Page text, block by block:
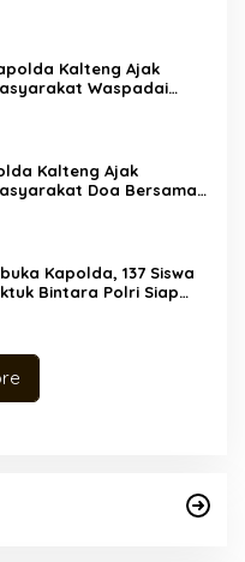
Kalteng Ajak
Waspadai
Kalteng Ajak
Doa Bersama
Kapolda, 137 Siswa
Bintara Polri Siap